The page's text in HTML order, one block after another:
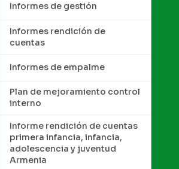
Informes de gestión
Informes rendición de
cuentas
Informes de empalme
Plan de mejoramiento control
interno
Informe rendición de cuentas
primera infancia, infancia,
adolescencia y juventud
Armenia